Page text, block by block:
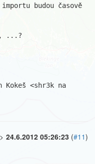
budou časově
...?
Kokeš <shr3k na
24.6.2012 05:26:23 (#11)